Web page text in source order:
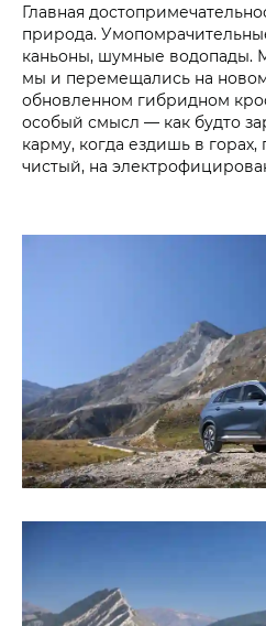
Главная
природа.
каньоны, шумные водопады.
мы и перемещались на
обновленном гибридном
особый смысл — как будто
карму, когда ездишь в горах,
чистый, на